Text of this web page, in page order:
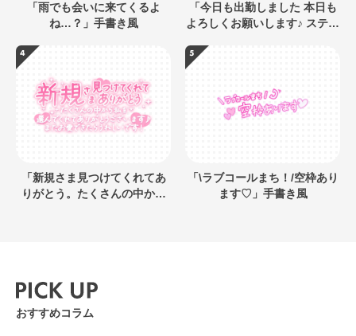
「雨でも会いに来てくるよ
ね…？」手書き風
「今日も出勤しました 本日も
よろしくお願いします♪ ステキ
にしてます」キラキラネオン
「新規さま見つけてくれてあ
りがとう。たくさんの中から
「\ラブコールまち！/空枠あり
ます♡」手書き風
おすすめコラム